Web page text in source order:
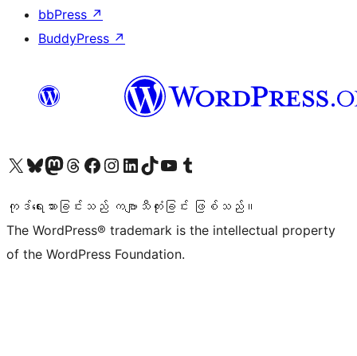
bbPress ↗
BuddyPress ↗
ကျွန်ုပ်တို့၏ X (ယခင် Twitter) အကောင့်သို့ သွားရောက်ကြည့်ရှုပါကျွန်ုပ်တို့၏ Bluesky အကောင့်သို့ ဝင်ရောက်ကြည့်ရှုရန်
ကျွန်ုပ်တို့၏ Mastodon အကောင့်သို့ သွားရောက်ကြည့်ရှုပါကျွန်ုပ်တို့၏ Threads အကောင့်သို့ ဝင်ရောက်ကြည့်ရှုရန်
ကျွန်ုပ်တို့၏ Facebook စာမျက်နှာသို့ သွားရောက်ကြည့်ရှုပါကျွန်ုပ်တို့၏ Instagram အကောင့်သို့ သွားရောက်ကြည့်ရှုပါ ကျွန်ုပ်တို့၏ LinkedIn အကောင့်သို့ သွားရောက်ကြည့်ရှုပါကျွန်ုပ်တို့၏ TikTok အကောင့်သို့ ဝင်ရောက်ကြည့်ရှုရန်
ကျွန်ုပ်တို့၏ YouTube ချန်နယ်သို့ သွားရောက်ကြည့်ရှုပါ ကျွန်ုပ်တို့၏ Tumblr အကောင့်သို့ ဝင်ရောက်ကြည့်ရှုရန်
ကုဒ်ရေးသားခြင်းသည် ကဗျာသီကုံးခြင်း ဖြစ်သည်။
The WordPress® trademark is the intellectual property
of the WordPress Foundation.